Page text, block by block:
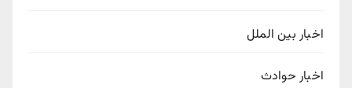
اخبار بین الملل
اخبار حوادث